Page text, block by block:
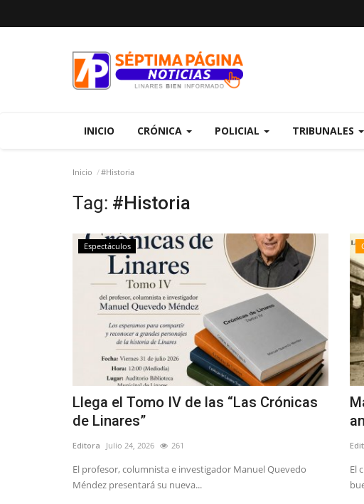
INICIO CRÓNICA POLICIAL TRIBUNALES
Inicio #Historia
Tag: #Historia
Espectáculos
Llega el Tomo IV de las “Las Crónicas
de Linares”
Editora Julio 24, 2026 261
El profesor, columnista e investigador Manuel Quevedo
Méndez presentará su nueva...
El